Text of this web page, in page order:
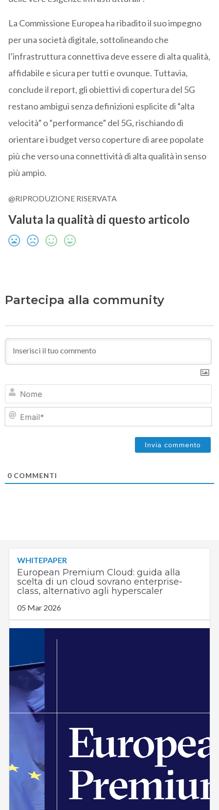
La Commissione Europea ha ribadito il suo impegno
per una società digitale, sottolineando che
l’infrastruttura connettiva deve essere di alta qualità,
affidabile e sicura per tutti e ovunque. Tuttavia,
conclude il report, gli obiettivi di copertura del 5G
restano ambigui senza definizioni esplicite di “alta
velocità” o “performance” del 5G, rischiando di
orientare i budget verso coperture di aree popolate
più che verso una connettività di alta qualità in senso
più ampio.
@RIPRODUZIONE RISERVATA
Valuta la qualità di questo articolo
Partecipa alla community
0 COMMENTI
WHITEPAPER
European Premium Cloud: guida alla
scelta di un cloud sovrano enterprise-
class, alternativo agli hyperscaler
05 Mar 2026